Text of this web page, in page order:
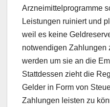
Arzneimittelprogramme
Leistungen ruiniert und
weil es keine
notwendigen Zahlungen
werden um sie an die
Stattdessen zieht die
Gelder in Form von
Zahlungen leisten zu